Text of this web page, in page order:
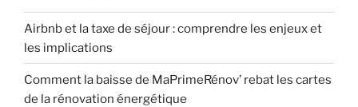
Airbnb et la taxe de séjour : comprendre les enjeux et
les implications
Comment la baisse de MaPrimeRénov’ rebat les cartes
de la rénovation énergétique